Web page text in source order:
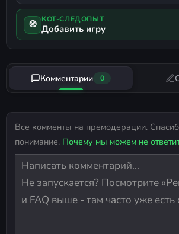
🧭 КОТ-СЛЕДОПЫТ
Добавить игру
Комментарии 0
Все комменты на премодерации.
понимание. Почему мы можем не